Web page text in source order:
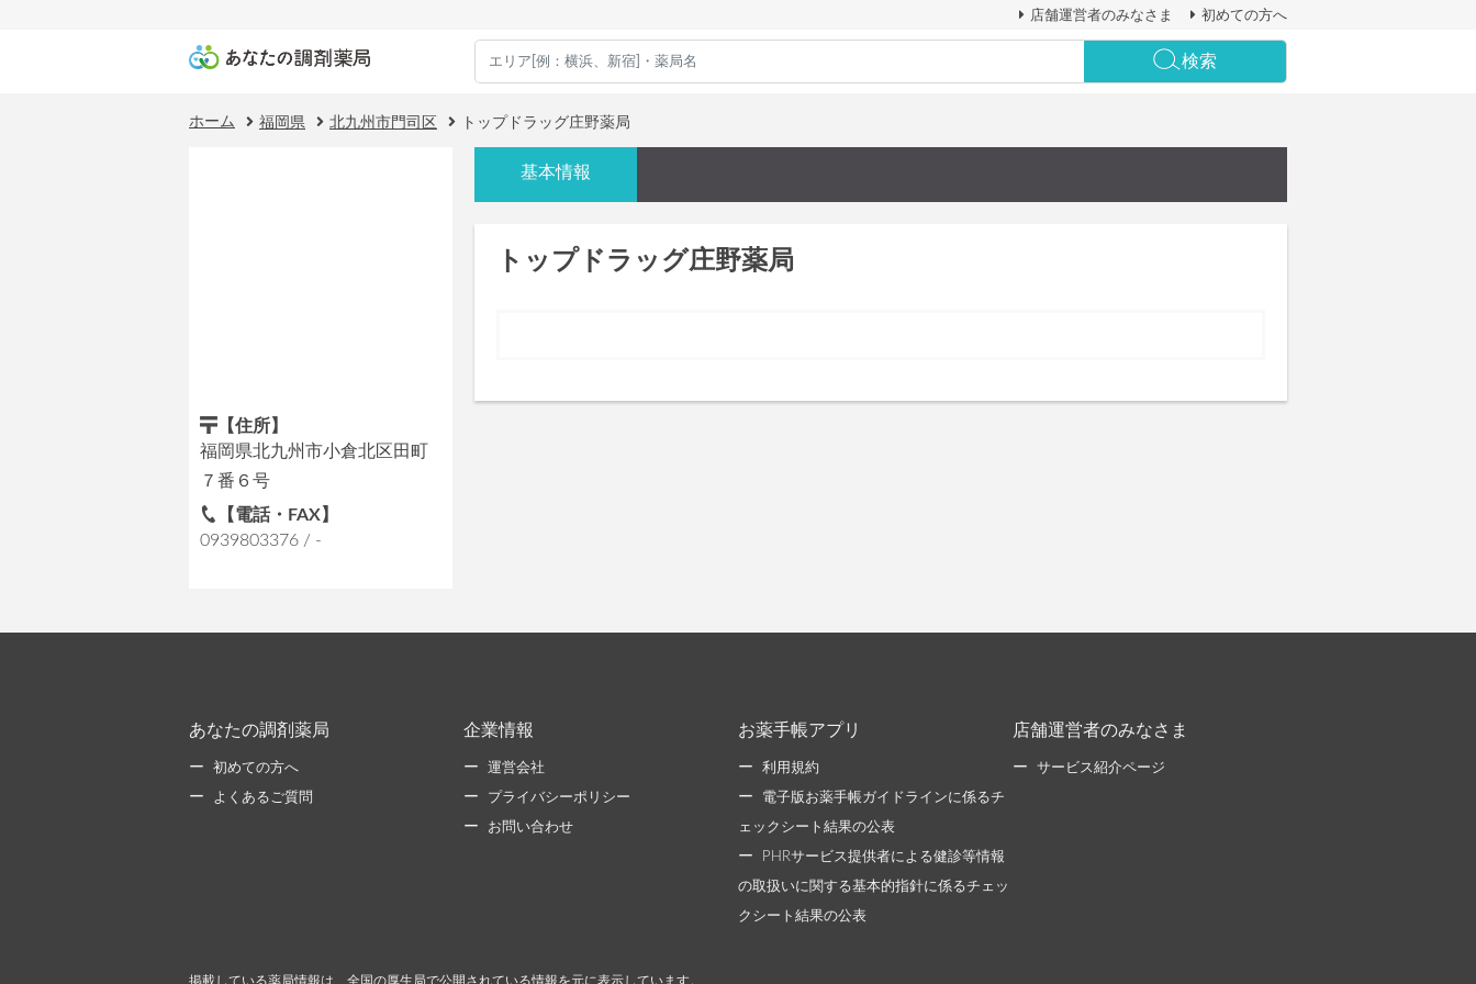
店舗運営者のみなさま 初めての方へ
検索
ホーム 福岡県 北九州市門司区 トップドラッグ庄野薬局
【住所】
福岡県北九州市小倉北区田町
７番６号
【電話・FAX】
0939803376 / -
基本情報
トップドラッグ庄野薬局
あなたの調剤薬局
初めての方へ
よくあるご質問
企業情報
運営会社
プライバシーポリシー
お問い合わせ
お薬手帳アプリ
利用規約
電子版お薬手帳ガイドラインに係るチ
ェックシート結果の公表
PHRサービス提供者による健診等情報
の取扱いに関する基本的指針に係るチェッ
クシート結果の公表
店舗運営者のみなさま
サービス紹介ページ
掲載している薬局情報は、全国の厚生局で公開されている情報を元に表示しています。